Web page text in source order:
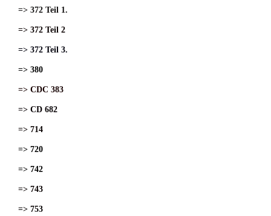
=> 372 Teil 1.
=> 372 Teil 2
=> 372 Teil 3.
=> 380
=> CDC 383
=> CD 682
=> 714
=> 720
=> 742
=> 743
=> 753